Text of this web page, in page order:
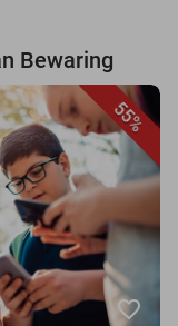
Bewaring
55%
favorite_border